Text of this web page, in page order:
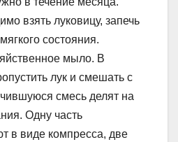
взять луковицу, запечь
состояния.
мыло. В
лук и смешать с
смесь делят на
Одну часть
в виде компресса, две